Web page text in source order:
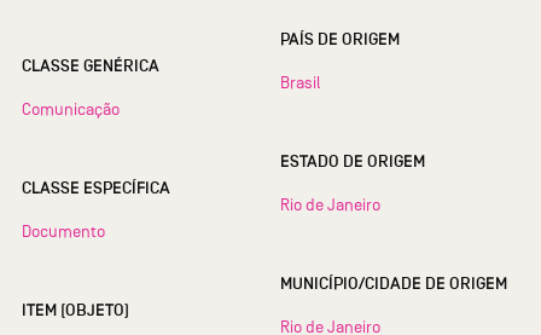
CLASSE GENÉRICA
Comunicação
CLASSE ESPECÍFICA
Documento
ITEM (OBJETO)
PAÍS DE ORIGEM
Brasil
ESTADO DE ORIGEM
Rio de Janeiro
MUNICÍPIO/CIDADE DE ORIGEM
Rio de Janeiro